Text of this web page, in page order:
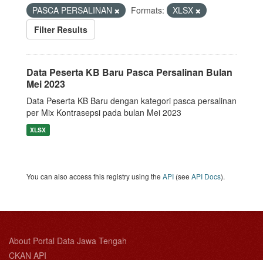
PASCA PERSALINAN
Formats:
XLSX
Filter Results
Data Peserta KB Baru Pasca Persalinan Bulan
Mei 2023
Data Peserta KB Baru dengan kategori pasca persalinan
per Mix Kontrasepsi pada bulan Mei 2023
XLSX
You can also access this registry using the API (see API Docs).
About Portal Data Jawa Tengah
CKAN API